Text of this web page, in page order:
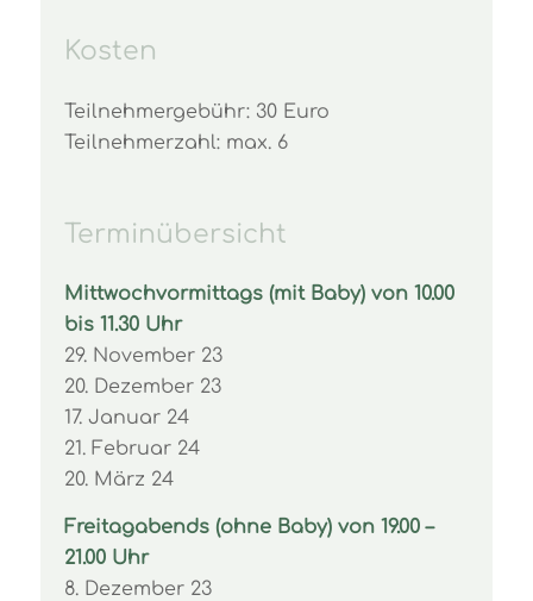
Kosten
Teilnehmergebühr: 30 Euro
Teilnehmerzahl: max. 6
Terminübersicht
Mittwochvormittags (mit Baby) von 10.00
bis 11.30 Uhr
29. November 23
20. Dezember 23
17. Januar 24
21. Februar 24
20. März 24
Freitagabends (ohne Baby) von 19.00 –
21.00 Uhr
8. Dezember 23